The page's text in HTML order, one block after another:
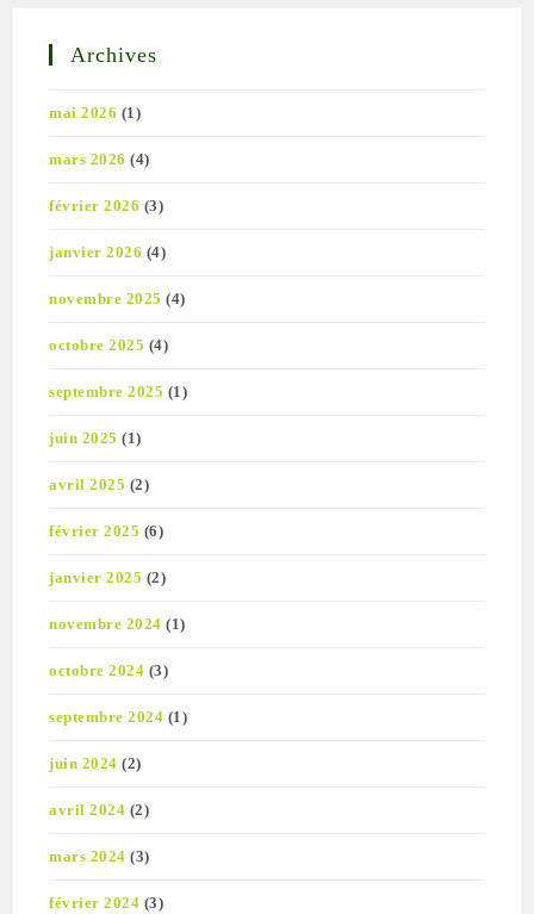
Archives
mai 2026 (1)
mars 2026 (4)
février 2026 (3)
janvier 2026 (4)
novembre 2025 (4)
octobre 2025 (4)
septembre 2025 (1)
juin 2025 (1)
avril 2025 (2)
février 2025 (6)
janvier 2025 (2)
novembre 2024 (1)
octobre 2024 (3)
septembre 2024 (1)
juin 2024 (2)
avril 2024 (2)
mars 2024 (3)
février 2024 (3)